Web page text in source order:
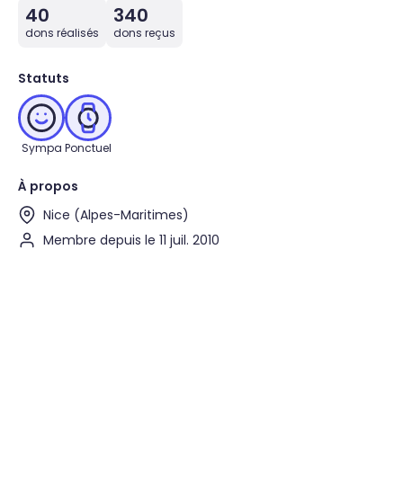
40
dons réalisés
340
dons reçus
Statuts
Sympa Ponctuel
À propos
Nice (Alpes-Maritimes)
Membre depuis le 11 juil. 2010